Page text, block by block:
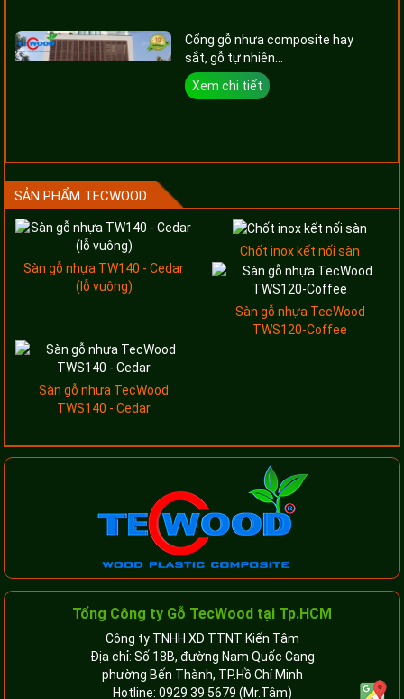
Cổng gỗ nhựa composite hay
sắt, gỗ tự nhiên...
Xem chi tiết
SẢN PHẨM TECWOOD
Sàn gỗ nhựa TW140 - Cedar
(lỗ vuông)
Chốt inox kết nối sàn
Sàn gỗ nhựa TecWood
TWS120-Coffee
Sàn gỗ nhựa TecWood
TWS140 - Cedar
Tổng Công ty Gỗ TecWood tại Tp.HCM
Công ty TNHH XD TTNT Kiến Tâm
Địa chỉ: Số 18B, đường Nam Quốc Cang
phường Bến Thành, TP.Hồ Chí Minh
Hotline: 0929 39 5679 (Mr.Tâm)